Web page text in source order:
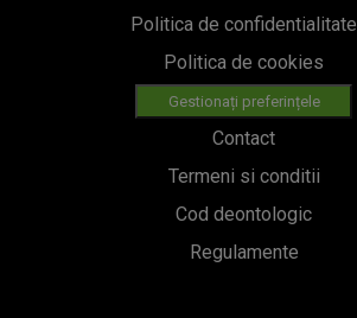
Politica de confidentialitate
Politica de cookies
Gestionați preferințele
Contact
Termeni si conditii
Cod deontologic
Regulamente